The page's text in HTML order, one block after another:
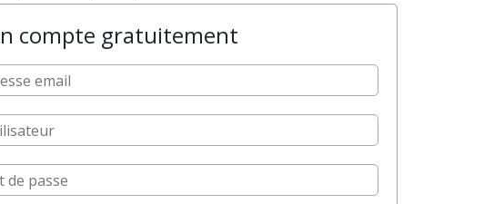
compte gratuitement